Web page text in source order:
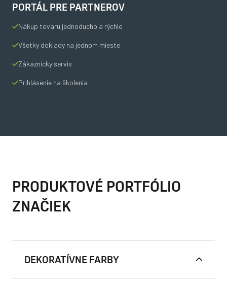
PORTÁL PRE PARTNEROV
Nákup tovaru jednoducho a rýchlo
Všetky doklady na jednom mieste
Zákaznícky servis
Prihlásenie na školenia
PRODUKTOVÉ PORTFÓLIO
ZNAČIEK
DEKORATÍVNE FARBY